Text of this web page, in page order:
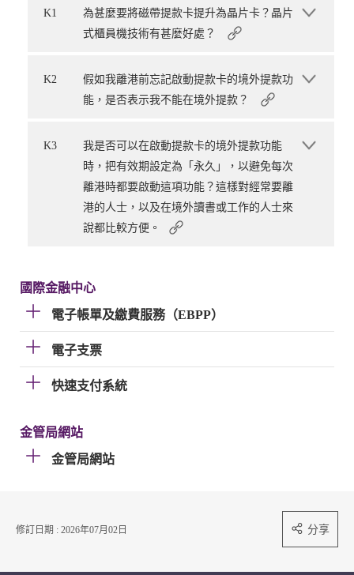
K1
為甚麼要將磁帶提款卡提升為晶片卡？晶片
式櫃員機技術有甚麼好處？
K2
假如我離港前忘記啟動提款卡的境外提款功
能，是否表示我不能在境外提款？
K3
我是否可以在啟動提款卡的境外提款功能
時，把有效期設定為「永久」，以避免每次
離港時都要啟動這項功能？這樣對經常要離
港的人士，以及在境外讀書或工作的人士來
說都比較方便。
國際金融中心
電子帳單及繳費服務（EBPP）
電子支票
快速支付系統
金管局網站
金管局網站
修訂日期 : 2026年07月02日 分享